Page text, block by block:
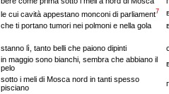
le cui cavità appestano monconi di parliament7
che ti portano tumori nei polmoni e nella gola
stanno lì, tanto belli che paiono dipinti
in maggio sono bianchi, sembra che abbiano il
pelo
sotto i meli di Mosca nord in tanti spesso
pisciano